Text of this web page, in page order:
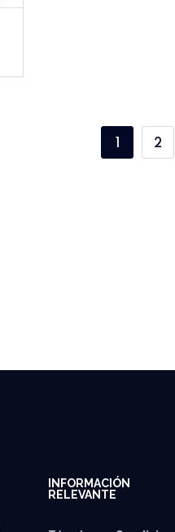
2
INFORMACIÓN
RELEVANTE